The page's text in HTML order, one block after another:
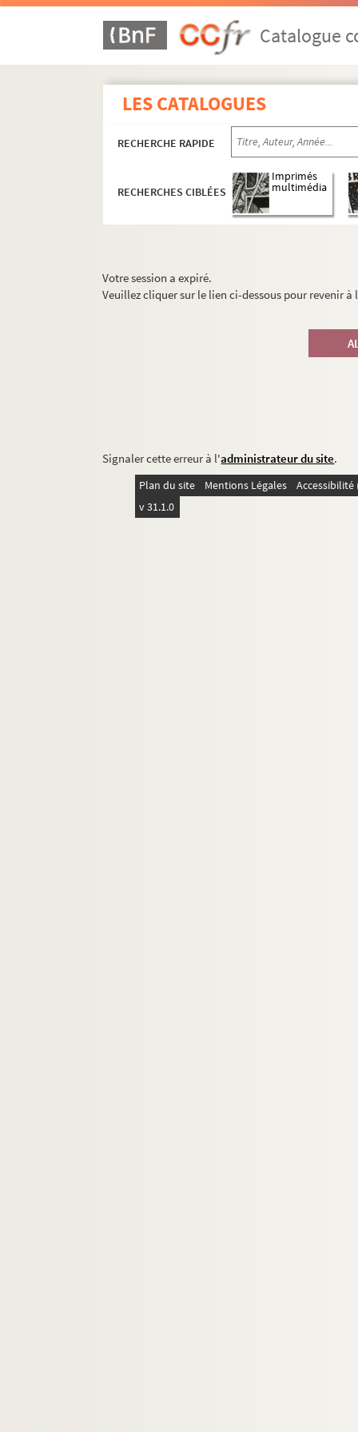
Catalogue
LES CATALOGUES
RECHERCHE RAPIDE
RECHERCHES CIBLÉES
Imprimés
multimédia
Votre session a expiré.
Veuillez cliquer sur le lien ci-dessous pour revenir
Signaler cette erreur à l'administrateur du site.
Plan du site Mentions Légales
v 31.1.0